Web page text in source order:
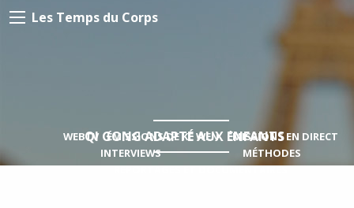
Les Temps du Corps
QI GONG ADAPTÉ AUX ENFANTS
WEBTV ÉMISSIONS DE KE WEN
ÉMISSIONS EN DIRECT
INTERVIEWS
MÉTHODES
REPORTAGES ET DOCUMENTAIRES